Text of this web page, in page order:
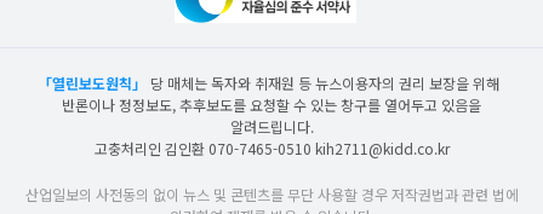
「열린보도원칙」
당 매체는 독자와 취재원 등 뉴스이용자의 권리 보장을 위해
반론이나 정정보도, 추후보도를 요청할 수 있는 창구를 열어두고 있음을
알려드립니다.
고충처리인 김인환 070-7465-0510 kih2711@kidd.co.kr
산업일보의 사전동의 없이 뉴스 및 콘텐츠를 무단 사용할 경우 저작권법과 관련 법에